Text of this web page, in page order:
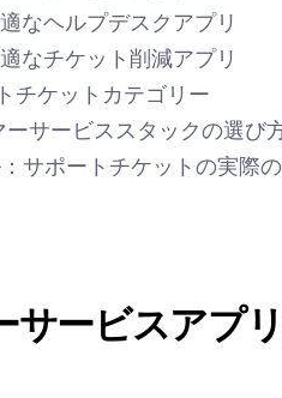
なヘルプデスクアプリ
なチケット削減アプリ
チケットカテゴリー
サービススタックの選び
サポートチケットの実際
サービスアプ